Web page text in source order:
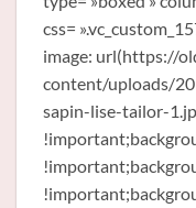
css=
image: url(https://
content/uploads/
sapin-lise-tailor-